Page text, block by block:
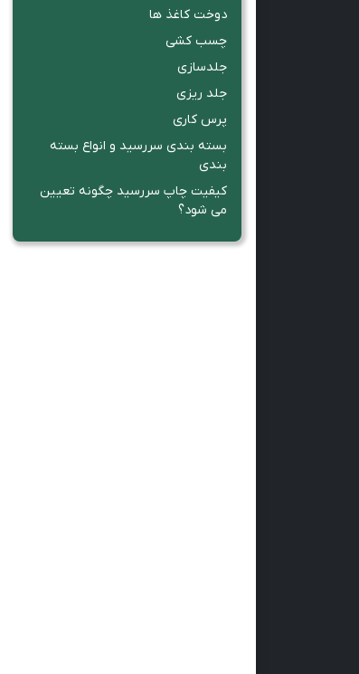
دوخت کاغذ ها
چسب کشی
جلدسازی
جلد ریزی
پرس کاری
بسته بندی سررسید و انواع بسته
بندی
کیفیت چاپ سررسید چگونه تعیین
می شود؟